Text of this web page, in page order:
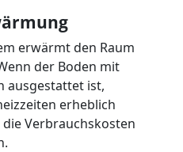
erwärmt den Raum
der Boden mit
ausgestattet ist,
erheblich
Verbrauchskosten